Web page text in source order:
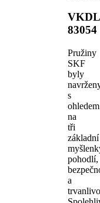
VKDL
83054
Pružiny
SKF
byly
s
ohledem
na
tři
základní
pohodlí,
a